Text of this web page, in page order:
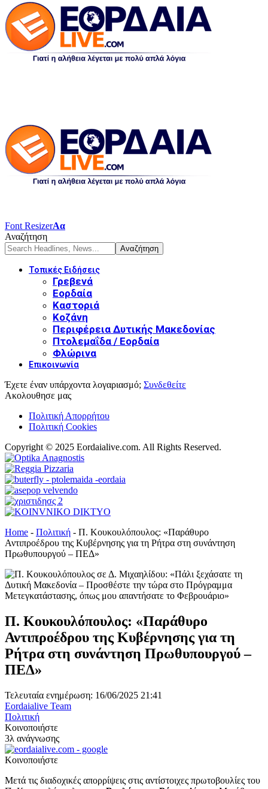
Font ResizerΑα
Αναζήτηση
Τοπικές Ειδήσεις
Γρεβενά
Εορδαία
Καστοριά
Κοζάνη
Περιφέρεια Δυτικής Μακεδονίας
Πτολεμαΐδα / Εορδαία
Φλώρινα
Επικοινωνία
Έχετε έναν υπάρχοντα λογαριασμό; Συνδεθείτε
Ακολουθησε μας
Πολιτική Απορρήτου
Πολιτική Cookies
Copyright © 2025 Eordaialive.com. All Rights Reserved.
Home - Πολιτική - Π. Κουκουλόπουλος: «Παράθυρο
Αντιπροέδρου της Κυβέρνησης για τη Ρήτρα στη συνάντηση
Πρωθυπουργού – ΠΕΔ»
Π. Κουκουλόπουλος: «Παράθυρο
Αντιπροέδρου της Κυβέρνησης για τη
Ρήτρα στη συνάντηση Πρωθυπουργού –
ΠΕΔ»
Τελευταία ενημέρωση: 16/06/2025 21:41
Eordaialive Team
Πολιτική
Κοινοποιήστε
3λ ανάγνωσης
Κοινοποιήστε
Μετά τις διαδοχικές απορρίψεις στις αντίστοιχες πρωτοβουλίες του